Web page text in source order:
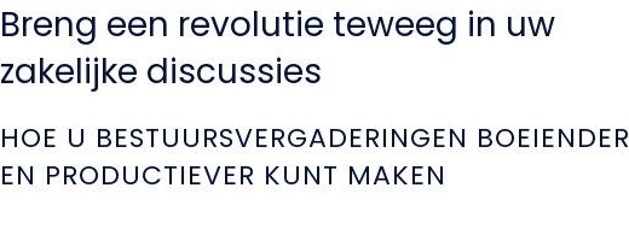
Breng een revolutie teweeg in uw
zakelijke discussies
HOE U BESTUURSVERGADERINGEN BOEIENDER
EN PRODUCTIEVER KUNT MAKEN